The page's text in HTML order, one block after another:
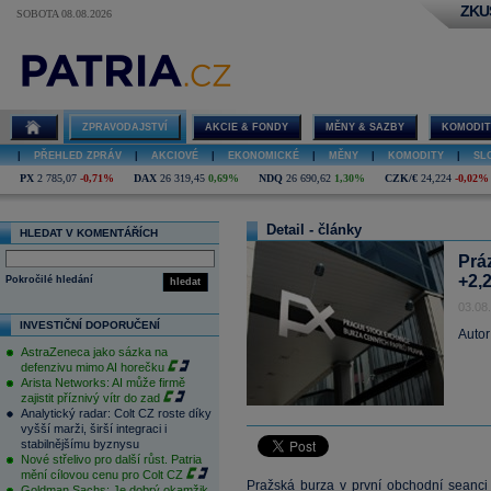
SOBOTA 08.08.2026
ZPRAVODAJSTVÍ AKCIE & FONDY MĚNY & SAZBY
PŘEHLED ZPRÁV AKCIOVÉ EKONOMICKÉ MĚNY KOMODITY
PX 2 785,07 -0,71% DAX 26 319,45 0,69% NDQ 26 690,62 1,30% CZK/€ 24,224 -0,02%
HLEDAT V KOMENTÁŘÍCH
hledat
Pokročilé hledání
INVESTIČNÍ DOPORUČENÍ
AstraZeneca jako sázka na
defenzivu mimo AI horečku
Arista Networks: AI může firmě
zajistit příznivý vítr do zad
Analytický radar: Colt CZ roste díky
vyšší marži, širší integraci i
stabilnějšímu byznysu
Nové střelivo pro další růst. Patria
mění cílovou cenu pro Colt CZ
Detail - články
Pražská burza v první obchodní